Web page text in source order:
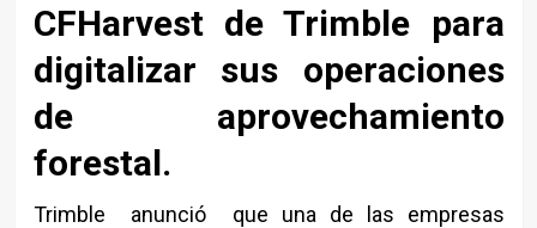
CFHarvest de Trimble para
digitalizar sus operaciones
de aprovechamiento
forestal.
Trimble anunció que una de las empresas